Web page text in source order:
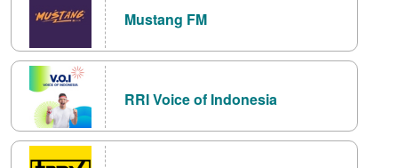
Mustang FM
RRI Voice of Indonesia